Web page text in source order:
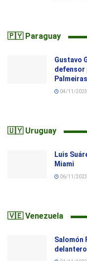
🇵🇾 Paraguay
Gustavo
defensor
Palmeiras
04/11/2023
🇺🇾 Uruguay
Luis
Miami
06/11/2023
🇻🇪 Venezuela
Salomón